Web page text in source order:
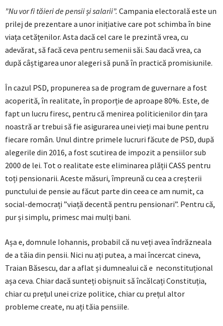
”Nu vor fi tăieri de pensii și salarii”. Campania electorală este un
prilej de prezentare a unor inițiative care pot schimba în bine
viața cetățenilor. Asta dacă cel care le prezintă vrea, cu
adevărat, să facă ceva pentru semenii săi. Sau dacă vrea, ca
după câștigarea unor alegeri să pună în practică promisiunile.
În cazul PSD, propunerea sa de program de guvernare a fost
acoperită, în realitate, în proporție de aproape 80%. Este, de
fapt un lucru firesc, pentru că menirea politicienilor din țara
noastră ar trebui să fie asigurarea unei vieți mai bune pentru
fiecare român. Unul dintre primele lucruri făcute de PSD, după
alegerile din 2016, a fost scutirea de impozit a pensiilor sub
2000 de lei. Tot o realitate este eliminarea plății CASS pentru
toți pensionarii. Aceste măsuri, împreună cu cea a creșterii
punctului de pensie au făcut parte din ceea ce am numit, ca
social-democrați ”viață decentă pentru pensionari”. Pentru că,
pur și simplu, primesc mai mulți bani.
Așa e, domnule Iohannis, probabil că nu veți avea îndrăzneala
de a tăia din pensii. Nici nu ați putea, a mai încercat cineva,
Traian Băsescu, dar a aflat și dumnealui că e neconstituțional
așa ceva. Chiar dacă sunteți obișnuit să încălcați Constituția,
chiar cu prețul unei crize politice, chiar cu prețul altor
probleme create, nu ați tăia pensiile.